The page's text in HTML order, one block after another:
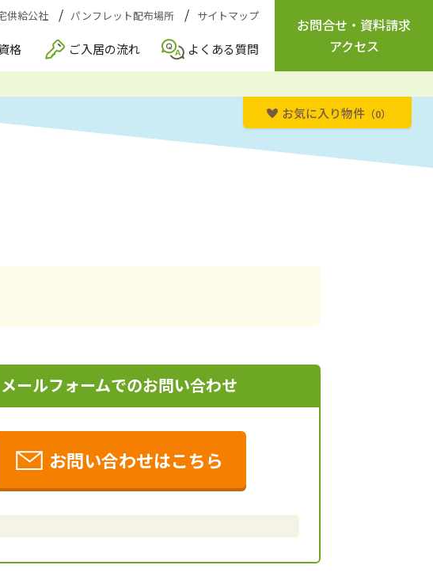
供給公社 パンフレット配布場所 サイトマップ
格 ご入居の流れ よくある質問
お問合せ ・ 資料請求
アクセス
お気に入り物件（0）
メールフォームでのお問い合わせ
お問い合わせはこちら